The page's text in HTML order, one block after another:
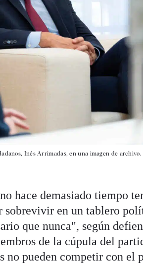
Inés Arrimadas, en una imagen de archivo.
hace demasiado tiempo
sobrevivir en un tablero
que nunca", según
de la cúpula del
no pueden competir con